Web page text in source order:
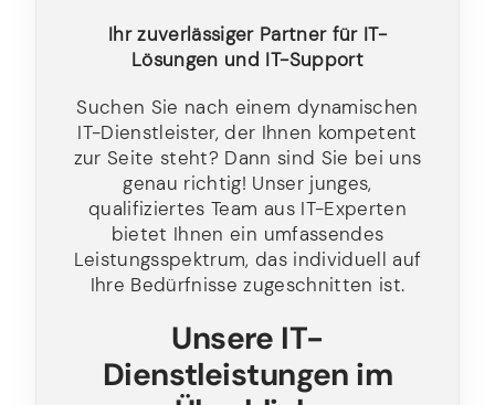
Ihr zuverlässiger Partner für IT-
Lösungen und IT-Support
Suchen Sie nach einem dynamischen
IT-Dienstleister, der Ihnen kompetent
zur Seite steht? Dann sind Sie bei uns
genau richtig! Unser junges,
qualifiziertes Team aus IT-Experten
bietet Ihnen ein umfassendes
Leistungsspektrum, das individuell auf
Ihre Bedürfnisse zugeschnitten ist.
Unsere IT-
Dienstleistungen im